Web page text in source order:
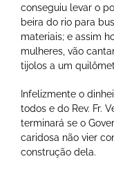
conseguiu levar o
beira do rio para
materiais; e assim
mulheres, vão
tijolos a um
Infelizmente o
todos e do Rev. Fr.
terminará se o
caridosa não vier
construção dela.